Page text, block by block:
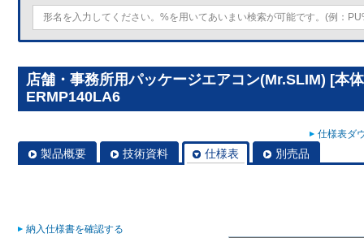
店舗・事務所用パッケージエアコン(Mr.SLIM) [本
ERMP140LA6
仕様表ダ
製品概要 技術資料 仕様表 別売品
納入仕様書を確認する